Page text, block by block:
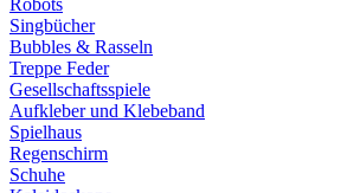
Robots
Singbücher
Bubbles & Rasseln
Treppe Feder
Gesellschaftsspiele
Aufkleber und Klebeband
Spielhaus
Regenschirm
Schuhe